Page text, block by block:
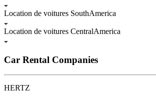
Location de voitures SouthAmerica
Location de voitures CentralAmerica
Car Rental Companies
HERTZ